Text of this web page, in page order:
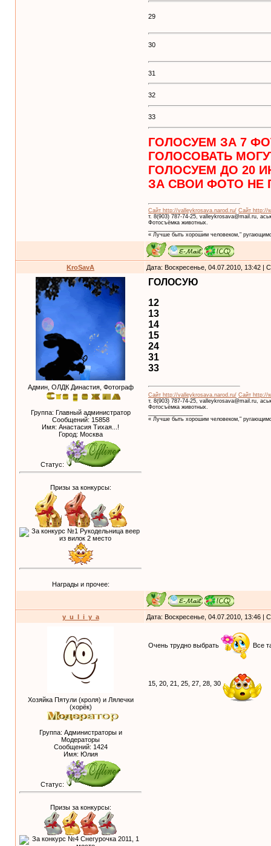
29
30
31
32
33
ГОЛОСУЕМ ЗА 7
ГОЛОСОВАТЬ
ГОЛОСУЕМ ДО 20
ЗА СВОИ ФОТО НЕ
Сайт http://valleykrosava.narod.ru/ Сайт http://
т. 8(903) 787-74-25, valleykrosava@mail.ru,
Фотосъёмка животных.
« Лучше быть хорошим человеком,"
KroSavA Дата: Воскресенье, 04.07.2010, 13:42 |
Админ, ОЛДК Династия, Фотограф
Группа: Главный администратор
Сообщений: 15858
Имя: Анастасия Тихая...!
Город: Москва
Статус:
Призы за конкурсы:
Награды и прочее:
ГОЛОСУЮ
12
13
14
15
24
31
33
Сайт http://valleykrosava.narod.ru/ Сайт http://
т. 8(903) 787-74-25, valleykrosava@mail.ru,
Фотосъёмка животных.
« Лучше быть хорошим человеком,"
y_u_l_i_y_a Дата: Воскресенье, 04.07.2010, 13:46 |
Хозяйка Пятули (кроля) и Лялечки
(хорёк)
Группа: Администраторы и
Модераторы
Сообщений: 1424
Имя: Юлия
Статус:
Призы за конкурсы:
Очень трудно выбрать Все
15, 20, 21, 25, 27, 28, 30